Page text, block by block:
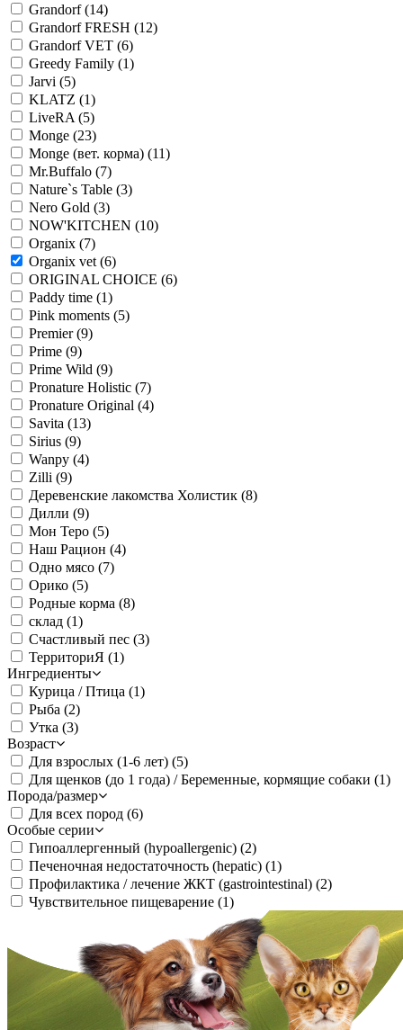
Grandorf(14)
Grandorf FRESH (12)
Grandorf VET (6)
Greedy Family (1)
Jarvi (5)
KLATZ (1)
LiveRA (5)
Monge (23)
Monge (вет. корма) (11)
Mr.Buffalo (7)
Nature`s Table (3)
Nero Gold (3)
NOW'KITCHEN (10)
Organix (7)
Organix vet (6)
ORIGINAL CHOICE (6)
Paddy time (1)
Pink moments (5)
Premier(9)
Prime (9)
Prime Wild (9)
Pronature Holistic (7)
Pronature Original (4)
Savita (13)
Sirius (9)
Wanpy (4)
Zilli (9)
Деревенские лакомства Холистик (8)
Дилли (9)
Мон Теро (5)
Наш Рацион (4)
Одно мясо (7)
Орико (5)
Родные корма (8)
склад (1)
Счастливый пес (3)
ТерриториЯ (1)
Ингредиенты
Курица / Птица (1)
Рыба (2)
Утка (3)
Возраст
Для взрослых (1-6 лет) (5)
Для щенков (до 1 года) / Беременные, кормящие собаки (1)
Порода/размер
Для всех пород (6)
Особые серии
Гипоаллергенный (hypoallergenic) (2)
Печеночная недостаточность (hepatic) (1)
Профилактика / лечение ЖКТ (gastrointestinal) (2)
Чувствительное пищеварение (1)